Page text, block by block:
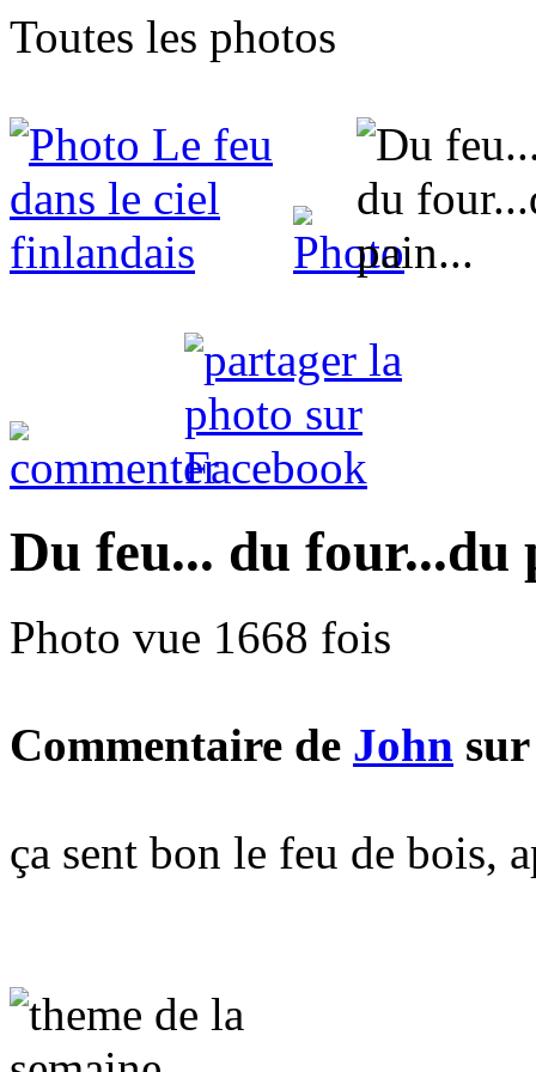
Toutes les photos
Du feu... du
Photo vue 1668 fois
Commentaire de John
ça sent bon le feu de bois,